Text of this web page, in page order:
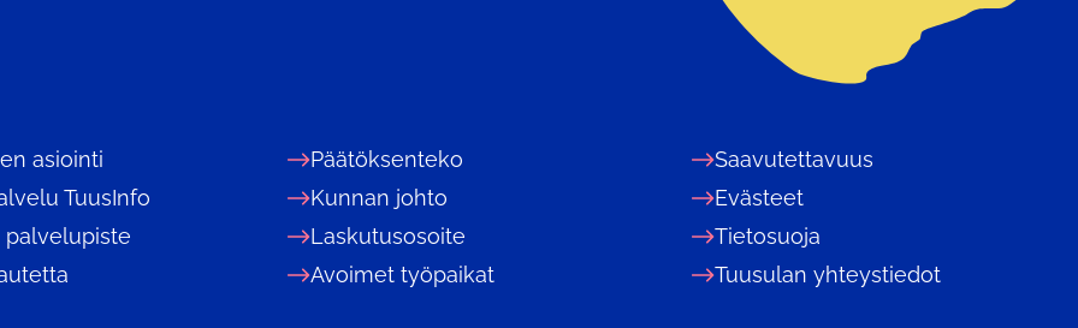
asiointi
TuusInfo
palvelupiste
Päätöksenteko
Kunnan johto
Laskutusosoite
Avoimet työpaikat
Saavutettavuus
Evästeet
Tietosuoja
Tuusulan yhteystiedot